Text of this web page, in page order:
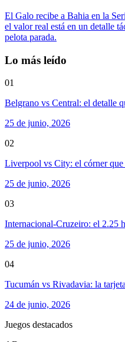
El Galo recibe a Bahia en la
el valor real está en un detalle
pelota parada.
Lo más leído
01
Belgrano vs Central: el detalle
25 de junio, 2026
02
Liverpool vs City: el córner que
25 de junio, 2026
03
Internacional-Cruzeiro: el 2.25
25 de junio, 2026
04
Tucumán vs Rivadavia: la
24 de junio, 2026
Juegos destacados